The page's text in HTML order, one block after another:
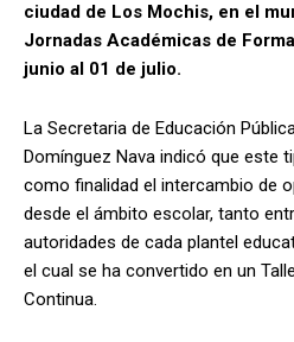
ciudad de Los Mochis, en el
Jornadas Académicas de
junio al 01 de julio.
La Secretaria de Educación
Domínguez Nava indicó que este
como finalidad el intercambio de
desde el ámbito escolar, tanto
autoridades de cada plantel
el cual se ha convertido en un
Continua.